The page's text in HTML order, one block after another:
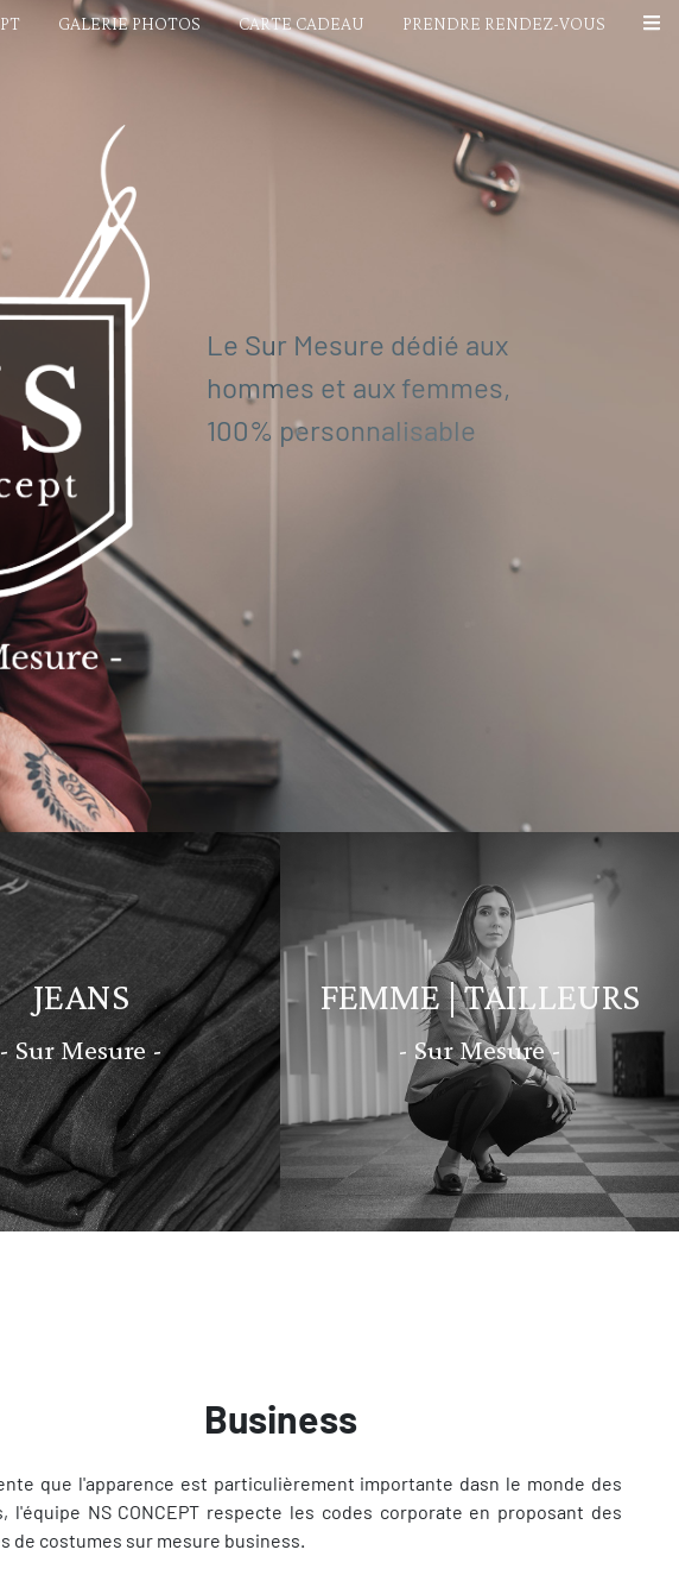
GALERIE PHOTOS CARTE CADEAU PRENDRE RENDEZ-VOUS
Le Sur Mesure dédié aux
hommes et aux femmes,
100% personnalisable
JEANS
- Sur Mesure -
FEMME | TAILLEURS
- Sur Mesure -
Business
que l'apparence est particulièrement importante dasn le monde des
l'équipe NS CONCEPT respecte les codes corporate en proposant des
de costumes sur mesure business.